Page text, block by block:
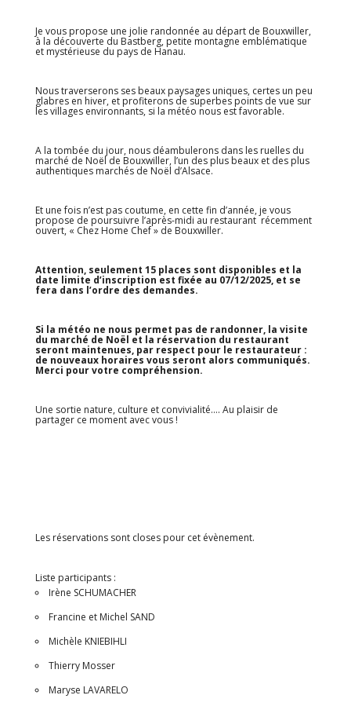
Je vous propose une jolie randonnée au départ de Bouxwiller,
à la découverte du Bastberg, petite montagne emblématique
et mystérieuse du pays de Hanau.
Nous traverserons ses beaux paysages uniques, certes un peu
glabres en hiver, et profiterons de superbes points de vue sur
les villages environnants, si la météo nous est favorable.
A la tombée du jour, nous déambulerons dans les ruelles du
marché de Noël de Bouxwiller, l’un des plus beaux et des plus
authentiques marchés de Noël d’Alsace.
Et une fois n’est pas coutume, en cette fin d’année, je vous
propose de poursuivre l’après-midi au restaurant récemment
ouvert, « Chez Home Chef » de Bouxwiller.
Attention, seulement 15 places sont disponibles et la
date limite d’inscription est fixée au 07/12/2025, et se
fera dans l’ordre des demandes.
Si la météo ne nous permet pas de randonner, la visite
du marché de Noël et la réservation du restaurant
seront maintenues, par respect pour le restaurateur :
de nouveaux horaires vous seront alors communiqués.
Merci pour votre compréhension.
Une sortie nature, culture et convivialité…. Au plaisir de
partager ce moment avec vous !
Les réservations sont closes pour cet évènement.
Liste participants :
Irène SCHUMACHER
Francine et Michel SAND
Michèle KNIEBIHLI
Thierry Mosser
Maryse LAVARELO